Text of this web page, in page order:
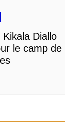
Diallo
le camp de